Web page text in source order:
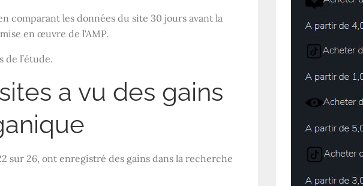
comparant les données du site 30 jours avant la
en œuvre de l'AMP.
l’étude.
a vu des gains
sur 26, ont enregistré des gains dans la recherche